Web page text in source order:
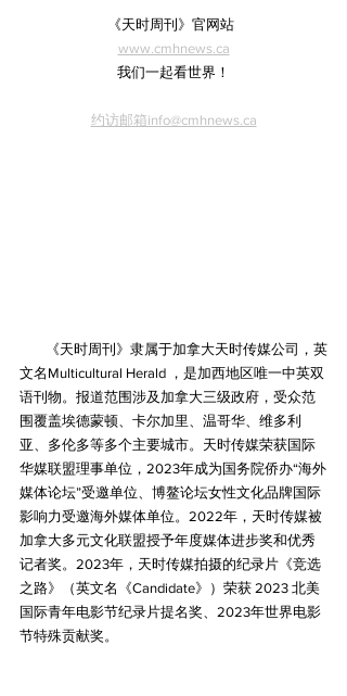
《天时周刊》官网站
www.cmhnews.ca
我们一起看世界！
约访邮箱info@cmhnews.ca
《天时周刊》隶属于加拿大天时传媒公司，英
文名Multicultural Herald ，是加西地区唯一中英双
语刊物。报道范围涉及加拿大三级政府，受众范
围覆盖埃德蒙顿、卡尔加里、温哥华、维多利
亚、多伦多等多个主要城市。天时传媒荣获国际
华媒联盟理事单位，2023年成为国务院侨办“海外
媒体论坛”受邀单位、博鳌论坛女性文化品牌国际
影响力受邀海外媒体单位。2022年，天时传媒被
加拿大多元文化联盟授予年度媒体进步奖和优秀
记者奖。2023年，天时传媒拍摄的纪录片《竞选
之路》（英文名《Candidate》）荣获 2023 北美
国际青年电影节纪录片提名奖、2023年世界电影
节特殊贡献奖。